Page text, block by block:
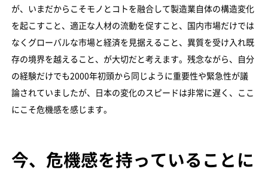
が、いまだからこそモノとコトを融合して製造業自体の構造変化
を起こすこと、適正な人材の流動を促すこと、国内市場だけでは
なくグローバルな市場と経済を見据えること、異質を受け入れ既
存の境界を越えること、が大切だと考えます。残念ながら、自分
の経験だけでも2000年初頭から同じように重要性や緊急性が議
論されていましたが、日本の変化のスピードは非常に遅く、ここ
にこそ危機感を感じます。
今、危機感を持っていることに